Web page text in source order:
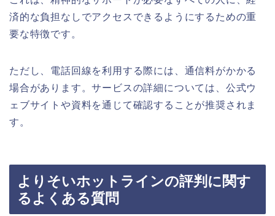
済的な負担なしでアクセスできるようにするための重
要な特徴です。
ただし、電話回線を利用する際には、通信料がかかる
場合があります。サービスの詳細については、公式ウ
ェブサイトや資料を通じて確認することが推奨されま
す。
よりそいホットラインの評判に関す
るよくある質問